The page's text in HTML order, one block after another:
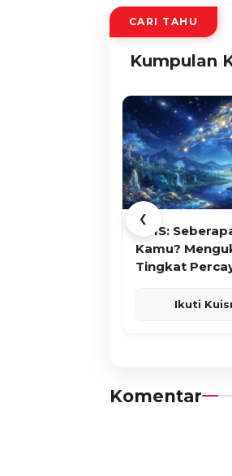
CARI TAHU
Kumpulan
❮
KUIS:
Kamu?
Tingkat
Ikuti
Komentar